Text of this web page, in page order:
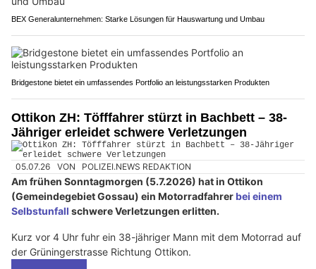
BEX Generalunternehmen: Starke Lösungen für Hauswartung und Umbau
Bridgestone bietet ein umfassendes Portfolio an leistungsstarken Produkten
Ottikon ZH: Töfffahrer stürzt in Bachbett – 38-
Jähriger erleidet schwere Verletzungen
05.07.26 VON POLIZEI.NEWS REDAKTION
Am frühen Sonntagmorgen (5.7.2026) hat in Ottikon
(Gemeindegebiet Gossau) ein Motorradfahrer bei einem
Selbstunfall schwere Verletzungen erlitten.
Kurz vor 4 Uhr fuhr ein 38-jähriger Mann mit dem Motorrad auf
der Grüningerstrasse Richtung Ottikon.